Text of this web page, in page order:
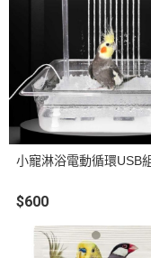
小寵淋浴電動循環USB
$600